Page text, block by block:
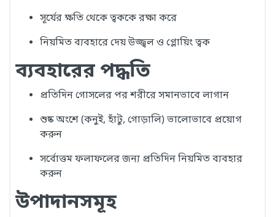
সূর্যের ক্ষতি থেকে ত্বককে রক্ষা করে
নিয়মিত ব্যবহারে দেয় উজ্জ্বল ও গ্লোয়িং ত্বক
ব্যবহারের পদ্ধতি
প্রতিদিন গোসলের পর শরীরে সমানভাবে লাগান
শুষ্ক অংশে (কনুই, হাঁটু, গোড়ালি) ভালোভাবে প্রয়োগ
করুন
সর্বোত্তম ফলাফলের জন্য প্রতিদিন নিয়মিত ব্যবহার
করুন
উপাদানসমূহ